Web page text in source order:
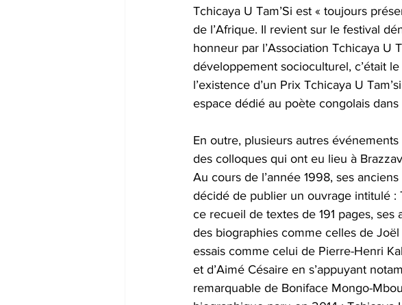
Tchicaya U Tam’Si est « toujours
de l’Afrique. Il revient sur le festival
honneur par l’Association Tchicaya U
développement socioculturel, c’était
l’existence d’un Prix Tchicaya U
espace dédié au poète congolais
En outre, plusieurs autres
des colloques qui ont eu lieu à
Au cours de l’année 1998, ses
décidé de publier un ouvrage intitulé :
ce recueil de textes de 191 pages,
des biographies comme celles de Joël
essais comme celui de Pierre-Henri
et d’Aimé Césaire en s’appuyant
remarquable de Boniface Mongo-